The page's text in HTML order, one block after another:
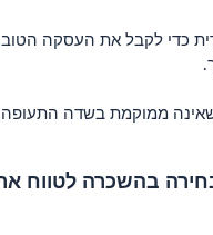
כדי לקבל את העסקה
ממוקמת בשדה
בהשכרה לטווח